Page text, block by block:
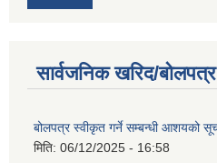
सार्वजनिक खरिद/
बोलपत्र स्वीकृत गर्ने सम्बन्धी आशयको
मिति: 06/12/2025 - 16:58